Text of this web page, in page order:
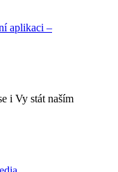
aplikaci –
i Vy stát naším